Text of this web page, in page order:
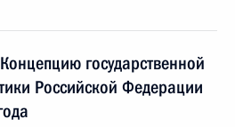
государственной
Российской Федерации